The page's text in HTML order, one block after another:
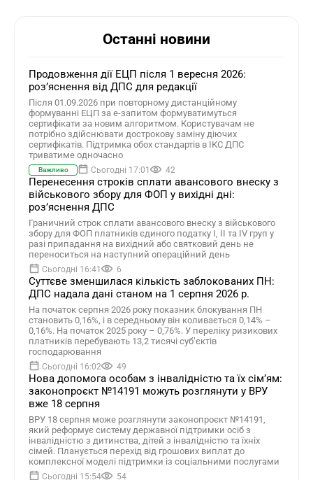
Останні новини
Продовження дії ЕЦП після 1 вересня 2026:
розʼяснення від ДПС для редакції
Після 01.09.2026 при повторному дистанційному
формуванні ЕЦП за е-запитом формуватимуться
сертифікати за новим алгоритмом. Користувачам не
потрібно здійснювати дострокову заміну діючих
сертифікатів. Підтримка обох стандартів в ІКС ДПС
триватиме одночасно
Важливо Сьогодні 17:01 42
Перенесення строків сплати авансового внеску з
військового збору для ФОП у вихідні дні:
роз’яснення ДПС
Граничний строк сплати авансового внеску з військового
збору для ФОП платників єдиного податку І, ІІ та ІV груп у
разі припадання на вихідний або святковий день не
переноситься на наступний операційний день
Сьогодні 16:41 6
Суттєве зменшилася кількість заблокованих ПН:
ДПС надала дані станом на 1 серпня 2026 р.
На початок серпня 2026 року показник блокування ПН
становить 0,16%, і в середньому він коливається 0,14% –
0,16%. На початок 2025 року – 0,76%. У переліку ризикових
платників перебувають 13,2 тисячі суб’єктів
господарювання
Сьогодні 16:02 49
Нова допомога особам з інвалідністю та їх сімʼям:
законопроєкт №14191 можуть розглянути у ВРУ
вже 18 серпня
ВРУ 18 серпня може розглянути законопроєкт №14191,
який реформує систему державної підтримки осіб з
інвалідністю з дитинства, дітей з інвалідністю та їхніх
сімей. Планується перехід від грошових виплат до
комплексної моделі підтримки із соціальними послугами
Сьогодні 15:54 54